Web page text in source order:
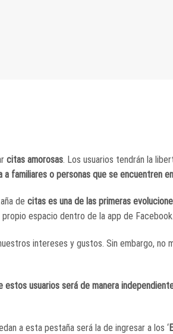
citas amorosas. Los usuarios tendrán la
familiares o personas que se encuentren
de citas es una de las primeras
espacio dentro de la app de Facebook.
intereses y gustos. Sin embargo,
estos usuarios será de manera
a esta pestaña será la de ingresar a los ‘